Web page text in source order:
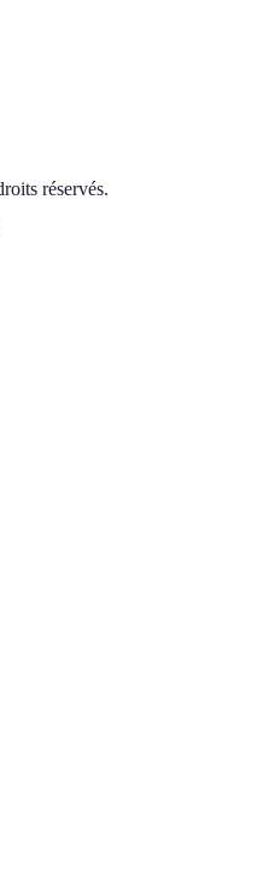
réservés.